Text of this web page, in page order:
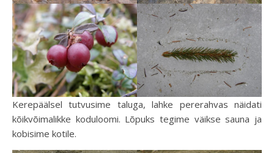
Kerepäälsel tutvusime taluga, lahke pererahvas näidati
kõikvõimalikke koduloomi. Lõpuks tegime väikse sauna ja
kobisime kotile.